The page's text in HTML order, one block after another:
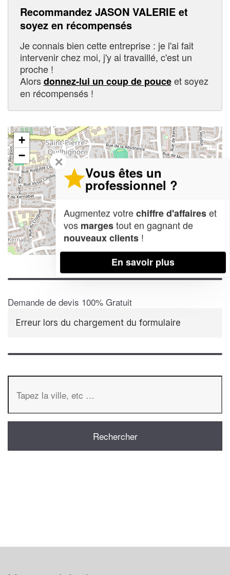
Recommandez JASON VALERIE et
soyez en récompensés
Je connais bien cette entreprise : je l'ai fait
intervenir chez moi, j'y ai travaillé, c'est un
proche !
Alorsdonnez-lui un coup de pouceet soyez
en récompensés !
+
−
Leaflet| Map data ©OpenStreetMap contributors,CC-BY-SA
Demande de devis 100% Gratuit
Erreur lors du chargement du formulaire
✕
Vous êtes un
professionnel ?
Augmentez votrechiffre d'affaireset
vos margestout en gagnant de
nouveaux clients !
En savoir plus